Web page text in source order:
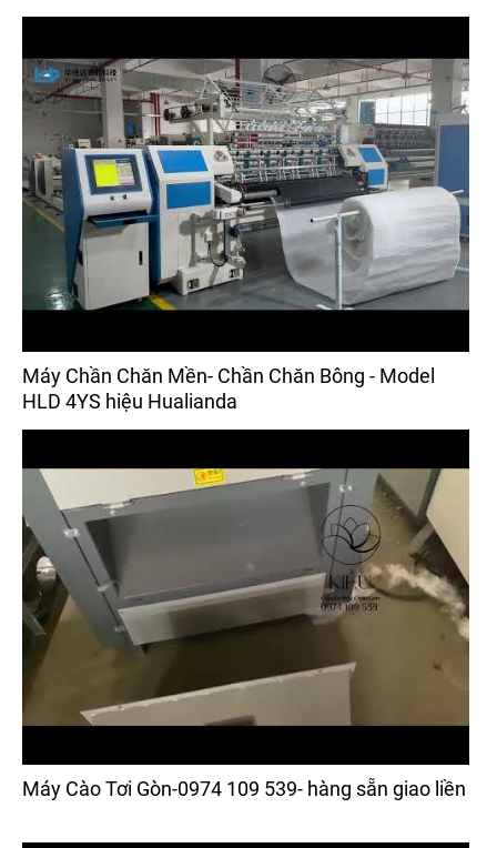
Máy Chần Chăn Mền- Chần Chăn Bông - Model
HLD 4YS hiệu Hualianda
Máy Cào Tơi Gòn-0974 109 539- hàng sẵn giao liền